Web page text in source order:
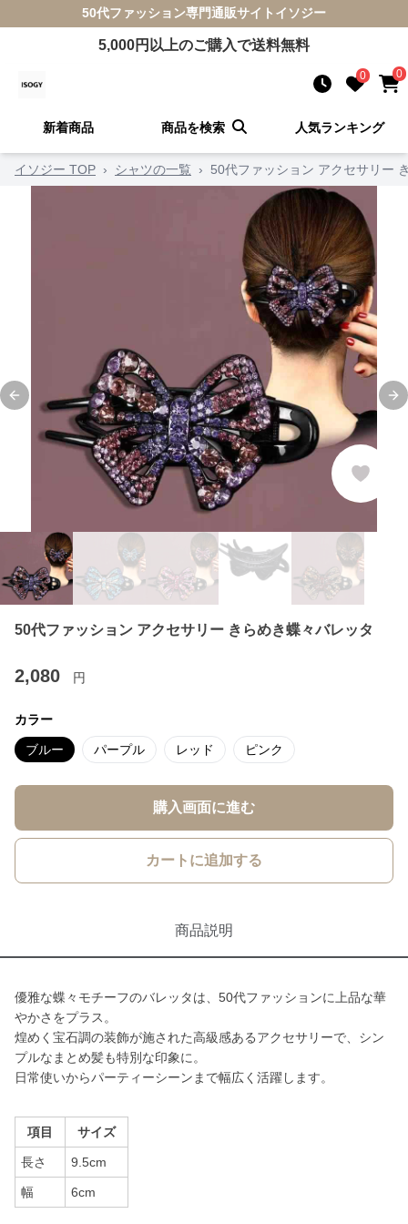
50代ファッション専門通販サイト イソジー
5,000円以上のご購入で送料無料
0 0
新着商品 商品を検索 人気ランキング
イソジー TOP › シャツの一覧 › 50代ファッション アクセサリー
Previous slide
50代ファッション アクセサリー きらめき蝶々バレッタ
2,080 円
カラー
ブルー パープル レッド ピンク
購入画面に進む
カートに追加する
商品説明
優雅な蝶々モチーフのバレッタは、50代ファッションに上品な華
やかさをプラス。
煌めく宝石調の装飾が施された高級感あるアクセサリーで、シン
プルなまとめ髪も特別な印象に。
日常使いからパーティーシーンまで幅広く活躍します。
項目 サイズ
長さ 9.5cm
幅 6cm